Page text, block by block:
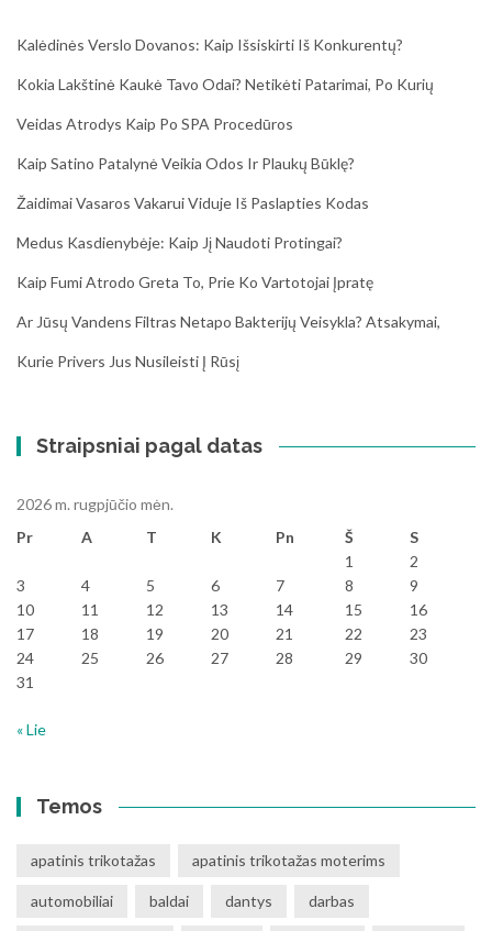
Kalėdinės Verslo Dovanos: Kaip Išsiskirti Iš Konkurentų?
Kokia Lakštinė Kaukė Tavo Odai? Netikėti Patarimai, Po Kurių
Veidas Atrodys Kaip Po SPA Procedūros
Kaip Satino Patalynė Veikia Odos Ir Plaukų Būklę?
Žaidimai Vasaros Vakarui Viduje Iš Paslapties Kodas
Medus Kasdienybėje: Kaip Jį Naudoti Protingai?
Kaip Fumi Atrodo Greta To, Prie Ko Vartotojai Įpratę
Ar Jūsų Vandens Filtras Netapo Bakterijų Veisykla? Atsakymai,
Kurie Privers Jus Nusileisti Į Rūsį
Straipsniai pagal datas
2026 m. rugpjūčio mėn.
Pr
A T K Pn Š
S
1
2
3
4 5 6 7 8
9
10
11 12 13 14 15
16
17
18 19 20 21 22
23
24
25 26 27 28 29
30
31
« Lie
Temos
apatinis trikotažas apatinis trikotažas moterims
automobiliai baldai dantys darbas